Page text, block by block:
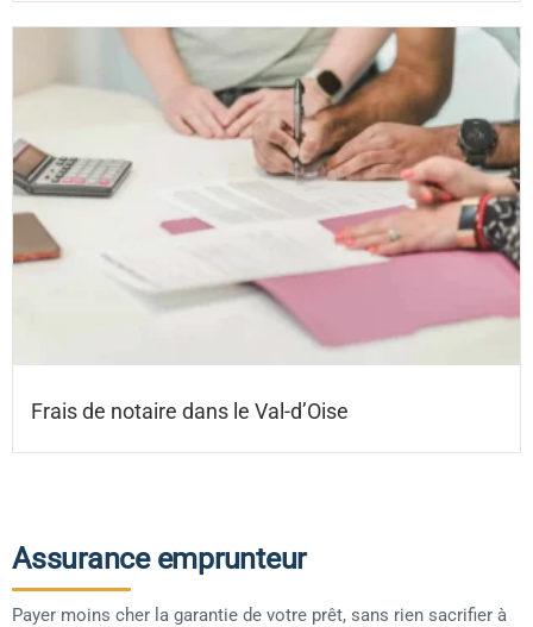
Frais de notaire dans le Val-d’Oise
Assurance emprunteur
Payer moins cher la garantie de votre prêt, sans rien sacrifier à